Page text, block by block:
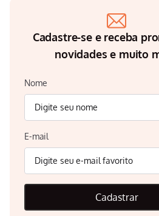
Cadastre-se e receba
novidades e muito
Nome
E-mail
Cadastrar